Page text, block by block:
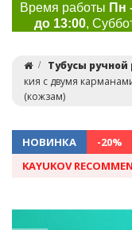
Время работы Пн
до 13:00,
Тубусы
кия с двумя
(кожзам)
НОВИНКА -20%
KAYUKOV
Previous